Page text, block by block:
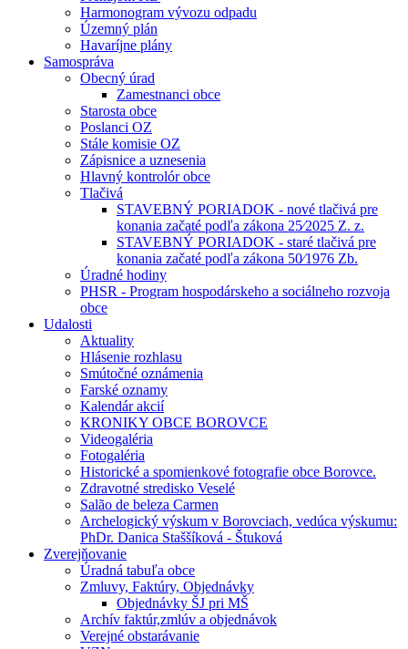
Harmonogram vývozu odpadu
Územný plán
Havaríjne plány
Samospráva
Obecný úrad
Zamestnanci obce
Starosta obce
Poslanci OZ
Stále komisie OZ
Zápisnice a uznesenia
Hlavný kontrolór obce
Tlačivá
STAVEBNÝ PORIADOK - nové tlačivá pre
konania začaté podľa zákona 25⁄2025 Z. z.
STAVEBNÝ PORIADOK - staré tlačivá pre
konania začaté podľa zákona 50⁄1976 Zb.
Úradné hodiny
PHSR - Program hospodárskeho a sociálneho rozvoja
obce
Udalosti
Aktuality
Hlásenie rozhlasu
Smútočné oznámenia
Farské oznamy
Kalendár akcií
KRONIKY OBCE BOROVCE
Videogaléria
Fotogaléria
Historické a spomienkové fotografie obce Borovce.
Zdravotné stredisko Veselé
Salão de beleza Carmen
Archelogický výskum v Borovciach, vedúca výskumu:
PhDr. Danica Staššíková - Štuková
Zverejňovanie
Úradná tabuľa obce
Zmluvy, Faktúry, Objednávky
Objednávky ŠJ pri MŠ
Archív faktúr,zmlúv a objednávok
Verejné obstarávanie